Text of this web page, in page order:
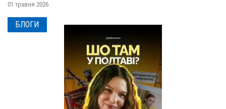
01 травня 2026
БЛОГИ